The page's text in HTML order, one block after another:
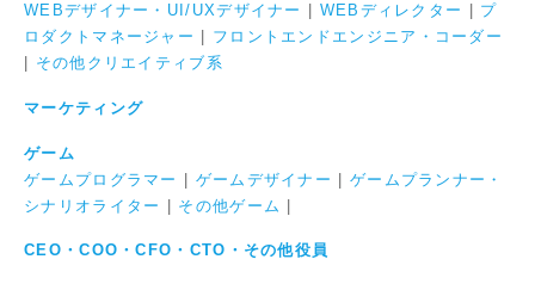
WEBデザイナー・UI/UXデザイナー
WEBディレクター
プ
ロダクトマネージャー
フロントエンドエンジニア・コーダー
その他クリエイティブ系
マーケティング
ゲーム
ゲームプログラマー | ゲームデザイナー | ゲームプランナー・
シナリオライター | その他ゲーム |
CEO・COO・CFO・CTO・その他役員